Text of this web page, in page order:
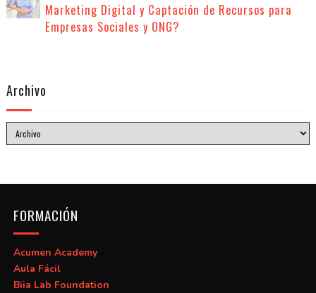
Marketing Digital y Captación de Recursos para
Empresas Sociales y ONG?
Archivo
FORMACIÓN
Acumen Academy
Aula Fácil
Biia Lab Foundation